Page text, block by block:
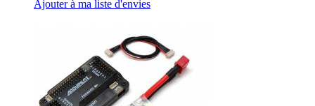
Ajouter à ma liste d'envies